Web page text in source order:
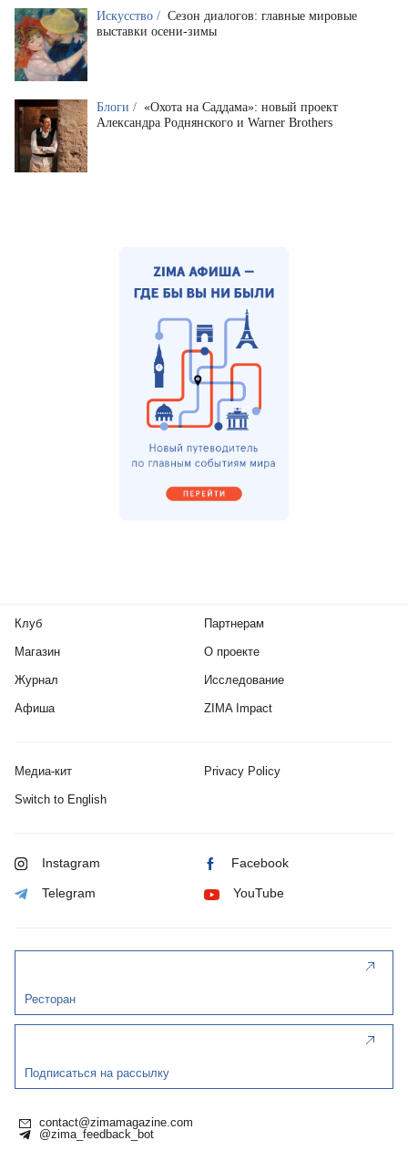
Искусство / Сезон диалогов: главные мировые
выставки осени-зимы
Блоги / «Охота на Саддама»: новый проект
Александра Роднянского и Warner Brothers
Клуб
Магазин
Журнал
Афиша
Партнерам
О проекте
Исследование
ZIMA Impact
Медиа-кит Privacy Policy
Switch to English
Instagram Facebook
Telegram YouTube
Ресторан
Подписаться на рассылку
contact@zimamagazine.com
@zima_feedback_bot